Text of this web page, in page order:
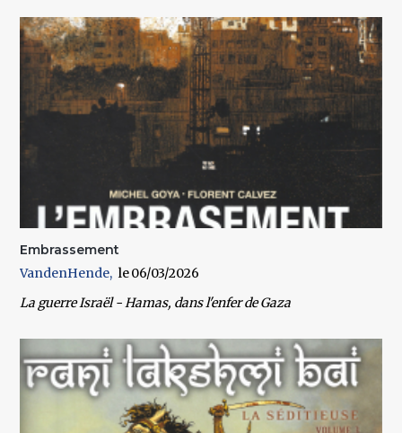
Embrassement
VandenHende
06/03/2026
La guerre Israël - Hamas, dans l'enfer de Gaza